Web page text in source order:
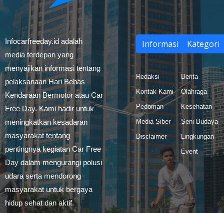
Infocarfreeday.id adalah
media terdepan yang
menyajikan informasi tentang
pelaksanaan Hari Bebas
Kendaraan Bermotor atau Car
Free Day. Kami hadir untuk
meningkatkan kesadaran
masyarakat tentang
pentingnya kegiatan Car Free
Day dalam mengurangi polusi
udara serta mendorong
masyarakat untuk bergaya
hidup sehat dan aktif.
Informasi
Redaksi
Kontak Kami
Pedoman
Media Siber
Disclaimer
Kategori
Berita
Olahraga
Kesehatan
Seni Budaya
Lingkungan
Event